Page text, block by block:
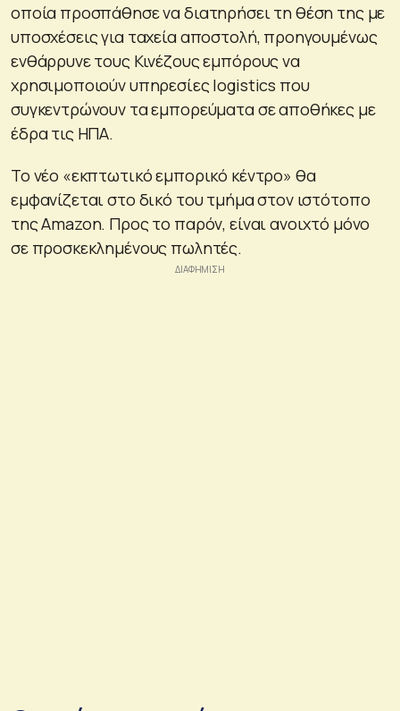
οποία προσπάθησε να διατηρήσει τη θέση της με
υποσχέσεις για ταχεία αποστολή, προηγουμένως
ενθάρρυνε τους Κινέζους εμπόρους να
χρησιμοποιούν υπηρεσίες logistics που
συγκεντρώνουν τα εμπορεύματα σε αποθήκες με
έδρα τις ΗΠΑ.
Το νέο «εκπτωτικό εμπορικό κέντρο» θα
εμφανίζεται στο δικό του τμήμα στον ιστότοπο
της Amazon. Προς το παρόν, είναι ανοιχτό μόνο
σε προσκεκλημένους πωλητές.